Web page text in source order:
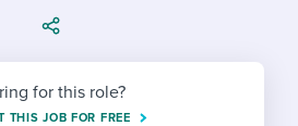
Working together with others
Interview question templates
Applying for a job
& benefits
Explore Workable
for this role?
THIS JOB FOR FREE